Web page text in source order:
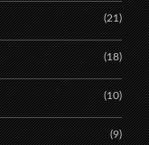
(21)
(18)
(10)
(9)